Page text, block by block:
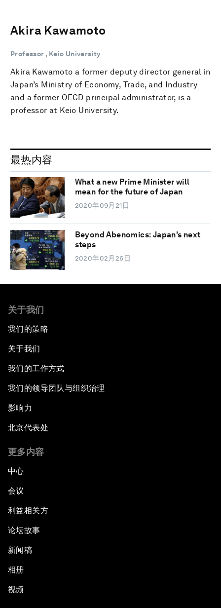
Akira Kawamoto
Professor , Keio University
Akira Kawamoto a former deputy director general in
Japan’s Ministry of Economy, Trade, and Industry
and a former OECD principal administrator, is a
professor at Keio University.
最热内容
What a new Prime Minister will
mean for the future of Japan
2020年09月21日
Beyond Abenomics: Japan's next
steps
2020年02月26日
关于我们
我们的策略
关于我们
我们的工作方式
我们的领导团队与组织治理
影响力
北京代表处
更多内容
中心
会议
利益相关方
论坛故事
新闻稿
相册
视频